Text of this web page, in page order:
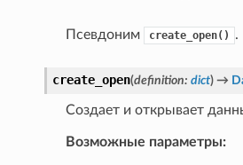
Псевдоним create_open() .
create_open(definition: dict) →
Создает и открывает
Возможные параметры: